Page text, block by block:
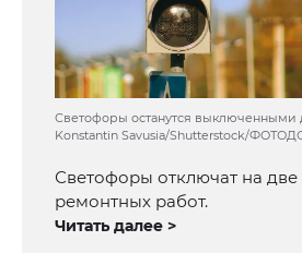
Светофоры останутся выключенными
Konstantin Savusia/Shutterstock/
Светофоры отключат на две
ремонтных работ.
Читать далее >